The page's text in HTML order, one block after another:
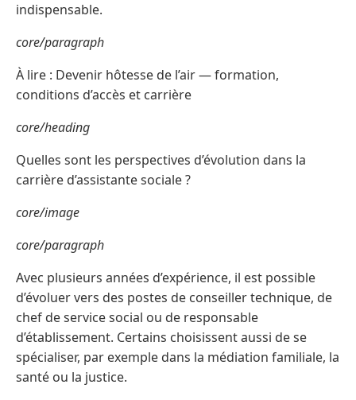
indispensable.
core/paragraph
À lire : Devenir hôtesse de l’air — formation,
conditions d’accès et carrière
core/heading
Quelles sont les perspectives d’évolution dans la
carrière d’assistante sociale ?
core/image
core/paragraph
Avec plusieurs années d’expérience, il est possible
d’évoluer vers des postes de conseiller technique, de
chef de service social ou de responsable
d’établissement. Certains choisissent aussi de se
spécialiser, par exemple dans la médiation familiale, la
santé ou la justice.